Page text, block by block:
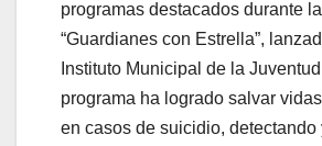
programas destacados durante
“Guardianes con Estrella”,
Instituto Municipal de la
programa ha logrado salvar
en casos de suicidio, detectando